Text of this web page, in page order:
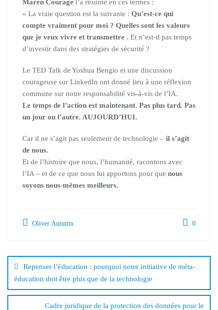
Maren Courage l’a résumé en ces termes :
« La vraie question est la suivante : Qu’est-ce qui
compte vraiment pour moi ? Quelles sont les valeurs
que je veux vivre et transmettre . Et n’est-il pas temps
d’investir dans des stratégies de sécurité ?
Le TED Talk de Yoshua Bengio et une discussion
courageuse sur LinkedIn ont donné lieu à une réflexion
commune sur notre responsabilité vis-à-vis de l’IA.
Le temps de l’action est maintenant. Pas plus tard. Pas
un jour ou l’autre. AUJOURD’HUI.
Car il ne s’agit pas seulement de technologie – il s’agit
de nous.
Et de l’histoire que nous, l’humanité, racontons avec
l’IA – et de ce que nous lui apportons pour que nous
soyons nous-mêmes meilleurs.
Oliver Autumn 0
Repenser l’éducation : pourquoi notre initiative de méta-
éducation doit être plus que de la technologie
Cadre juridique de la protection des données pour le